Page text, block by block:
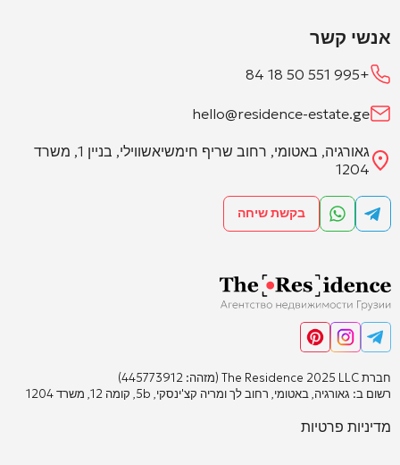
חברת The Residence 2025 LLC (מזהה: 445773912)
רשום ב: גאורגיה, באטומי, רחוב לך ומריה קצ'ינסקי, 5b, קומה 12, משרד 1204
מדיניות פרטיות
אנשי קשר
+995 551 50 18 84
hello@residence-estate.ge
גאורגיה, באטומי, רחוב שריף חימשיאשווילי, בניין 1, משרד
1204
בקשת שיחה